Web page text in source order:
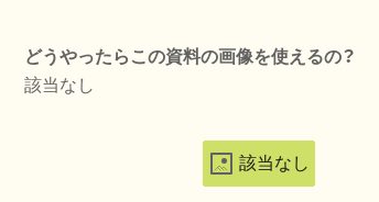
どうやったらこの資料の画像を使えるの？
該当なし
該当なし